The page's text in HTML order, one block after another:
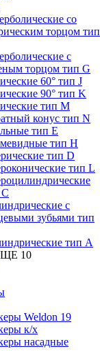
cо
торцом тип
с
торцом тип G
60° тип J
90° тип K
тип M
конус тип N
тип E
тип H
тип D
тип L
с
зубьями тип
тип А
10
Weldon 19
к/х
насадные